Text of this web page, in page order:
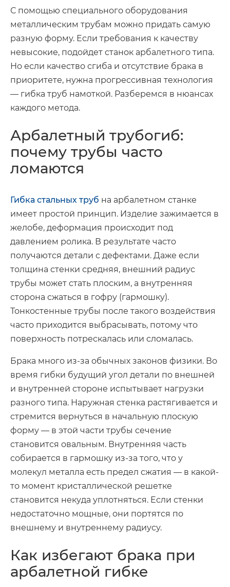
С помощью специального оборудования
металлическим трубам можно придать самую
разную форму. Если требования к качеству
невысокие, подойдет станок арбалетного типа.
Но если качество сгиба и отсутствие брака в
приоритете, нужна прогрессивная технология
— гибка труб намоткой. Разберемся в нюансах
каждого метода.
Арбалетный трубогиб:
почему трубы часто
ломаются
Гибка стальных труб на арбалетном станке
имеет простой принцип. Изделие зажимается в
желобе, деформация происходит под
давлением ролика. В результате часто
получаются детали с дефектами. Даже если
толщина стенки средняя, внешний радиус
трубы может стать плоским, а внутренняя
сторона сжаться в гофру (гармошку).
Тонкостенные трубы после такого воздействия
часто приходится выбрасывать, потому что
поверхность потрескалась или сломалась.
Брака много из-за обычных законов физики. Во
время гибки будущий угол детали по внешней
и внутренней стороне испытывает нагрузки
разного типа. Наружная стенка растягивается и
стремится вернуться в начальную плоскую
форму — в этой части трубы сечение
становится овальным. Внутренняя часть
собирается в гармошку из-за того, что у
молекул металла есть предел сжатия — в какой-
то момент кристаллической решетке
становится некуда уплотняться. Если стенки
недостаточно мощные, они портятся по
внешнему и внутреннему радиусу.
Как избегают брака при
арбалетной гибке